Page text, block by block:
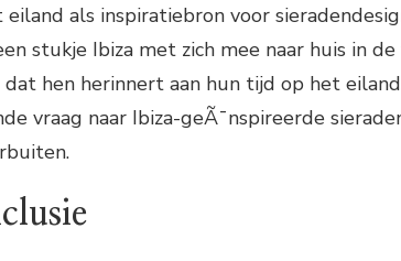
eiland als inspiratiebron voor
stukje Ibiza met zich mee naar huis in
dat hen herinnert aan hun tijd op het
vraag naar Ibiza-geÃ¯nspireerde